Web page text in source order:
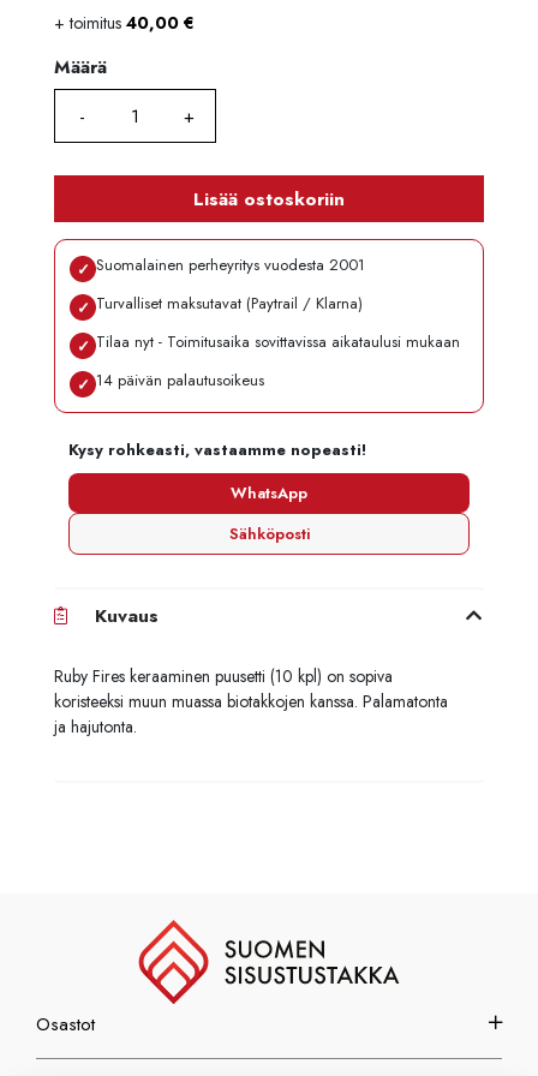
+ toimitus 40,00 €
Määrä
Määrä
Lisää ostoskoriin
✓ Suomalainen perheyritys vuodesta 2001
✓ Turvalliset maksutavat (Paytrail / Klarna)
✓ Tilaa nyt - Toimitusaika sovittavissa aikataulusi mukaan
✓ 14 päivän palautusoikeus
Kysy rohkeasti, vastaamme nopeasti!
WhatsApp
Sähköposti
Kuvaus
Ruby Fires keraaminen puusetti (10 kpl) on sopiva
koristeeksi muun muassa biotakkojen kanssa. Palamatonta
ja hajutonta.
Osastot